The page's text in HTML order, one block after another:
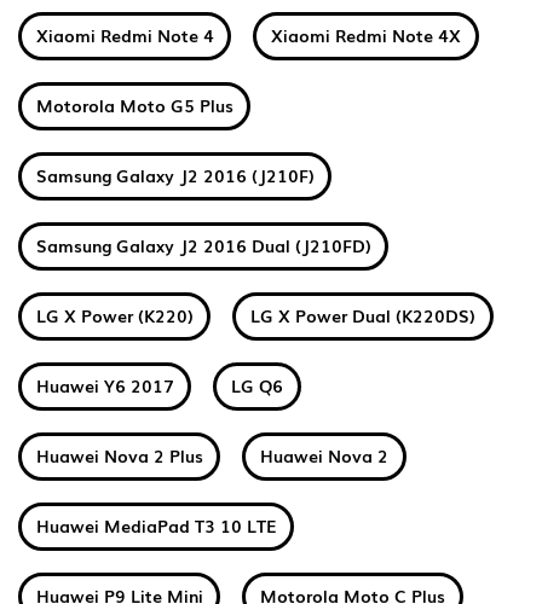
Xiaomi Redmi Note 4 Xiaomi Redmi Note 4X
Motorola Moto G5 Plus
Samsung Galaxy J2 2016 (J210F)
Samsung Galaxy J2 2016 Dual (J210FD)
LG X Power (K220) LG X Power Dual (K220DS)
Huawei Y6 2017 LG Q6
Huawei Nova 2 Plus Huawei Nova 2
Huawei MediaPad T3 10 LTE
Huawei P9 Lite Mini Motorola Moto C Plus